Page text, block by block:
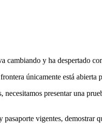
cambiando y ha despertado
únicamente está abierta
presentar una
vigentes,